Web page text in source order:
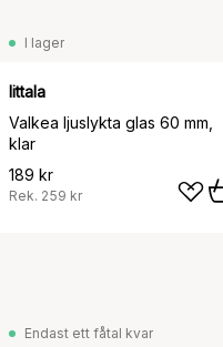
I lager
Iittala
Valkea ljuslykta glas 60 mm,
klar
189 kr
Rek. 259 kr
Endast ett fåtal kvar